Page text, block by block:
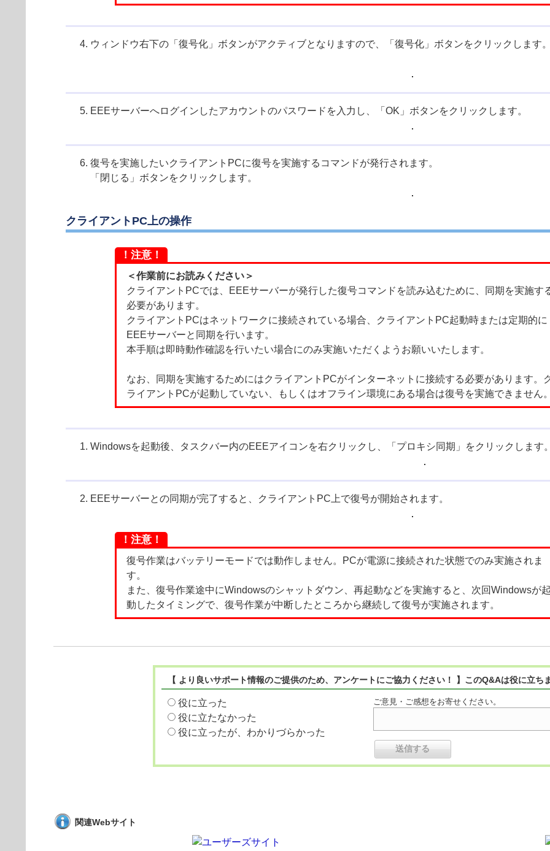
ウィンドウ右下の「復号化」ボタンがアクティブとなりますので、「復号化」ボタンをクリックします
EEEサーバーへログインしたアカウントのパスワードを入力し、「OK」ボタンをクリックします。
復号を実施したいクライアントPCに復号を実施するコマンドが発行されます。
「閉じる」ボタンをクリックします。
クライアントPC上の操作
！注意！
＜作業前にお読みください＞
クライアントPCでは、EEEサーバーが発行した復号コマンドを読み込むために、同期を実施す
必要があります。
クライアントPCはネットワークに接続されている場合、クライアントPC起動時または定期的に
EEEサーバーと同期を行います。
本手順は即時動作確認を行いたい場合にのみ実施いただくようお願いいたします。
なお、同期を実施するためにはクライアントPCがインターネットに接続する必要があります。
ライアントPCが起動していない、もしくはオフライン環境にある場合は復号を実施できません
Windowsを起動後、タスクバー内のEEEアイコンを右クリックし、「プロキシ同期」をクリックします
EEEサーバーとの同期が完了すると、クライアントPC上で復号が開始されます。
！注意！
復号作業はバッテリーモードでは動作しません。PCが電源に接続された状態でのみ実施されま
す。
また、復号作業途中にWindowsのシャットダウン、再起動などを実施すると、次回Windowsが
動したタイミングで、復号作業が中断したところから継続して復号が実施されます。
【 より良いサポート情報のご提供のため、アンケートにご協力ください！ 】このQ&Aは役に立ち
役に立った
役に立たなかった
役に立ったが、わかりづらかった
ご意見・ご感想をお寄せください。
関連Webサイト